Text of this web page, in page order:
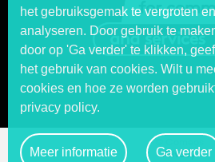
het gebruiksgemak te vergroten
analyseren. Door gebruik te
door op 'Ga verder' te klikken,
het gebruik van cookies. Wilt u
cookies en hoe ze worden
privacy policy.
Meer informatie Ga verder
© Comeos
Privacy